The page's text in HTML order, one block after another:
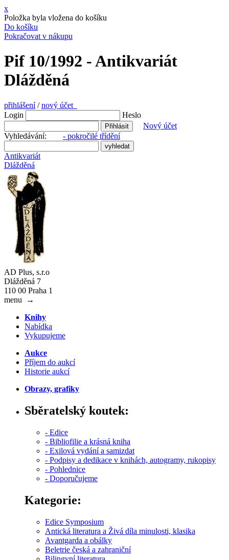
x
Položka byla vložena do košíku
Do košíku
Pokračovat v nákupu
Pif 10/1992 - Antikvariát
Dlážděná
přihlášení/nový účet
Login
Heslo
Nový účet
Vyhledávání: - pokročilé třídění
Antikvariát
Dlážděná
AD Plus, s.r.o
Dlážděná 7
110 00 Praha 1
menu
→
Knihy
Nabídka
Vykupujeme
Aukce
Příjem do aukcí
Historie aukcí
Obrazy, grafiky
Sběratelský koutek:
- Edice
- Bibliofilie a krásná kniha
- Exilová vydání a samizdat
- Podpisy a dedikace v knihách, autogramy, rukopisy
- Pohlednice
- Doporučujeme
Kategorie:
Edice Symposium
Antická literatura a Živá díla minulosti, klasika
Avantgarda a obálky
Beletrie česká a zahraniční